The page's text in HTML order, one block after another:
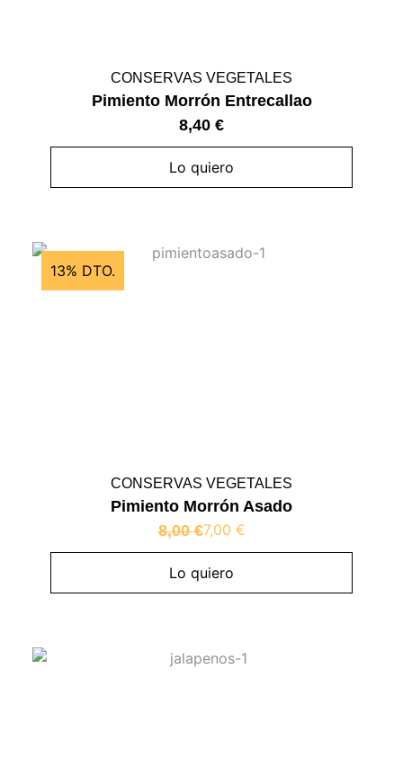
CONSERVAS VEGETALES
Pimiento Morrón Entrecallao
8,40 €
Lo quiero
13% DTO.
CONSERVAS VEGETALES
Pimiento Morrón Asado
8,00€7,00 €
Lo quiero